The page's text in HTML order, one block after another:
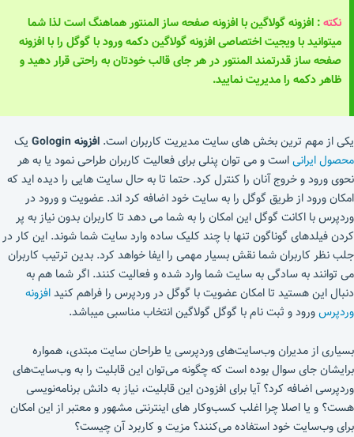
نکته: افزونه گولاگین باافزونه صفحه ساز المنتورهماهنگ است لذا شما
میتوانید با ویجیت اختصاصی افزونه گولاگین دکمه ورود با گوگل را با افزونه
صفحه ساز قدرتمند المنتور در هر جای قالب خودتان به راحتی قرار دهید و
ظاهر دکمه را مدیریت نمایید.
یکی از مهم ترین بخش های سایت مدیریت کاربران است. افزونه Gologin
یک
محصول ایرانیاست و می توان پنلی برای فعالیت کاربران طراحی نمود یا به هر
نحوی ورود و خروج آنان را کنترل کرد. حتما تا به حال سایت هایی را دیده اید که
امکان ورود از طریق گوگل را به سایت خود اضافه کرد اند. عضویت و ورود در
وردپرس با اکانت گوگل این امکان را به شما می دهد تا کاربران بدون نیاز به پر
کردن فیلدهای گوناگون تنها با چند کلیک ساده وارد سایت شما شوند. این کار در
جلب نظر کاربران شما نقش بسیار مهمی را ایفا خواهد کرد. بدین ترتیب کاربران
می توانند به سادگی به سایت شما وارد شده و فعالیت کنند. اگر شما هم به
دنبال این هستید تا امکان عضویت با گوگل در وردپرس را فراهم کنیدافزونه
وردپرسورود و ثبت نام با گوگل گولاگین انتخاب مناسبی میباشد.
بسیاری از مدیران وب‌سایت‌های وردپرسی یا طراحان سایت مبتدی، همواره
برایشان جای سوال بوده است که چگونه می‌توان این قابلیت را به وب‌سایت‌های
وردپرسی اضافه کرد؟ آیا برای افزودن این قابلیت، نیاز به دانش برنامه‌نویسی
هست؟ و یا اصلا چرا اغلب کسب‌و‌کار های اینترنتی مشهور و معتبر از این امکان
برای وب‌سایت خود استفاده می‌کنند؟ مزیت و کاربرد آن چیست؟